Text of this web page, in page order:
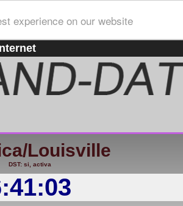
experience on our website
Louisville
DST: si, activa